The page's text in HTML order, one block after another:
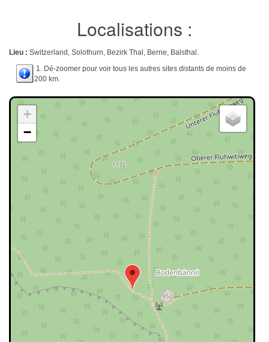
Localisations :
Lieu : Switzerland, Solothurn, Bezirk Thal, Berne, Balsthal.
1. Dé-zoomer pour voir tous les autres sites distants de moins de
200 km.
+
−